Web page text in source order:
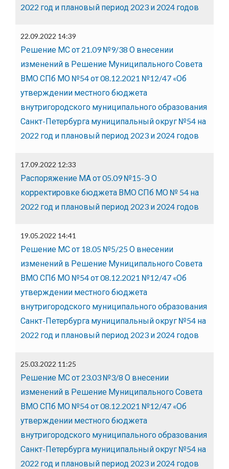
2022 год и плановый период 2023 и 2024 годов
22.09.2022 14:39
Решение МС от 21.09 №9/38 О внесении
изменений в Решение Муниципального Совета
ВМО СПб МО №54 от 08.12.2021 №12/47 «Об
утверждении местного бюджета
внутригородского муниципального образования
Санкт-Петербурга муниципальный округ №54 на
2022 год и плановый период 2023 и 2024 годов
17.09.2022 12:33
Распоряжение МА от 05.09 №15-Э О
корректировке бюджета ВМО СПб МО № 54 на
2022 год и плановый период 2023 и 2024 годов
19.05.2022 14:41
Решение МС от 18.05 №5/25 О внесении
изменений в Решение Муниципального Совета
ВМО СПб МО №54 от 08.12.2021 №12/47 «Об
утверждении местного бюджета
внутригородского муниципального образования
Санкт-Петербурга муниципальный округ №54 на
2022 год и плановый период 2023 и 2024 годов
25.03.2022 11:25
Решение МС от 23.03 №3/8 О внесении
изменений в Решение Муниципального Совета
ВМО СПб МО №54 от 08.12.2021 №12/47 «Об
утверждении местного бюджета
внутригородского муниципального образования
Санкт-Петербурга муниципальный округ №54 на
2022 год и плановый период 2023 и 2024 годов